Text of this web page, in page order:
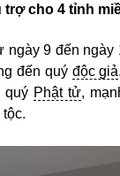
cho 4 tỉnh
ngày 9 đến ngày
đến quý độc giả
quý Phật tử,
tộc.